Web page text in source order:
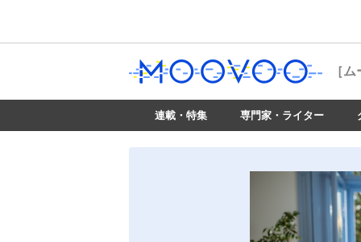
［
連載・特集 専門家・ライター